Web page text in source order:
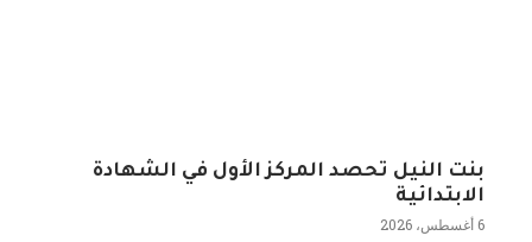
بنت النيل تحصد المركز الأول في الشهادة
الابتدائية
6 أغسطس، 2026